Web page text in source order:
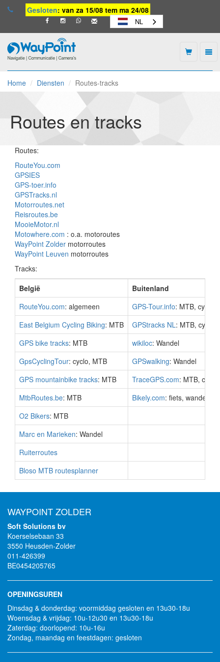
Gesloten: van za 15/08 tem ma 24/08
NL
-
naar
homepage
Home Diensten Routes-tracks
Routes en tracks
Routes:
RouteYou.com
GPSIES
GPS-toer.info
GPSTracks.nl
Motorroutes.net
Reisroutes.be
MooieMotor.nl
Motowhere.com : o.a. motoroutes
WayPoint Zolder motorroutes
WayPoint Leuven motorroutes
Tracks:
België
Buitenland
RouteYou.com: algemeen GPS-Tour.info: MTB, cyclo,
East Belgium Cycling Biking: MTB GPStracks NL: MTB, cyclo,
GPS bike tracks: MTB wikiloc: Wandel
GpsCyclingTour: cyclo, MTB GPSwalking: Wandel
GPS mountainbike tracks: MTB TraceGPS.com: MTB,
MtbRoutes.be: MTB Bikely.com: fiets, wandel, ...
O2 Bikers: MTB
Marc en Marieken: Wandel
Ruiterroutes
Bloso MTB routesplanner
WAYPOINT ZOLDER
Soft Solutions bv
Koerselsebaan 33
3550 Heusden-Zolder
011-426399
BE0454205765
OPENINGSUREN
Dinsdag & donderdag: voormiddag gesloten en 13u30-18u
Woensdag & vrijdag: 10u-12u30 en 13u30-18u
Zaterdag: doorlopend: 10u-16u
Zondag, maandag en feestdagen: gesloten